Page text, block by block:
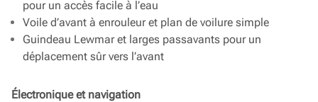
pour un accès facile à l’eau
Voile d’avant à enrouleur et plan de voilure simple
Guindeau Lewmar et larges passavants pour un
déplacement sûr vers l’avant
Électronique et navigation